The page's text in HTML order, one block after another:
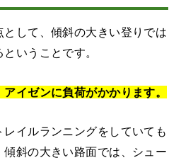
して、傾斜の大きい登りでは
いうことです。
イゼンに負荷がかかります。
イルランニングをしていても
斜の大きい路面では、シュー